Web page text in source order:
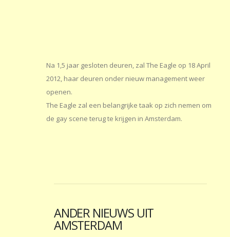
Na 1,5 jaar gesloten deuren, zal The Eagle op 18 April
2012, haar deuren onder nieuw management weer
openen.
The Eagle zal een belangrijke taak op zich nemen om
de gay scene terug te krijgen in Amsterdam.
ANDER NIEUWS UIT
AMSTERDAM